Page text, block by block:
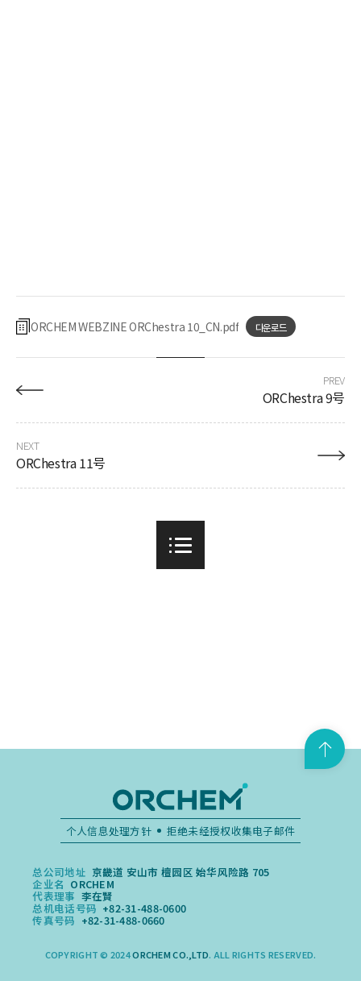
ORCHEM WEBZINE ORChestra 10_CN 다운로드
PREV
ORChestra 9号
NEXT
ORChestra 11号
T
o
个人信息处理方针 拒绝未经授权收集电子邮件
总公司地址 京畿道 安山市 檀园区 始华风险路 705
企业名 ORCHEM
代表理事 李在賢
总机电话号码 +82-31-488-0600
传真号码 +82-31-488-0660
COPYRIGHT © 2024ORCHEM CO.,LTD. ALL RIGHTS RESERVED.